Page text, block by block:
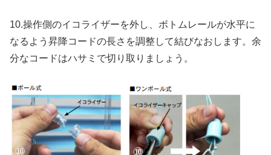
10.操作側のイコライザーを外し、ボトムレールが水平に
なるよう昇降コードの長さを調整して結びなおします。余
分なコードはハサミで切り取りましょう。